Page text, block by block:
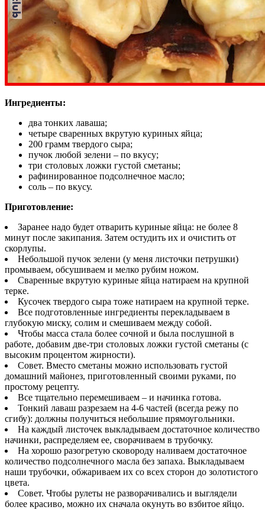
Ингредиенты:
два тонких лаваша;
четыре сваренных вкрутую куриных яйца;
200 грамм твердого сыра;
пучок любой зелени – по вкусу;
три столовых ложки густой сметаны;
рафинированное подсолнечное масло;
соль – по вкусу.
Приготовление:
Заранее надо будет отварить куриные яйца: не более 8
минут после закипания. Затем остудить их и очистить от
скорлупы.
Небольшой пучок зелени (у меня листочки петрушки)
промываем, обсушиваем и мелко рубим ножом.
Сваренные вкрутую куриные яйца натираем на крупной
терке.
Кусочек твердого сыра тоже натираем на крупной терке.
Все подготовленные ингредиенты перекладываем в
глубокую миску, солим и смешиваем между собой.
Чтобы масса стала более сочной и была послушной в
работе, добавим две-три столовых ложки густой сметаны (с
высоким процентом жирности).
Совет. Вместо сметаны можно использовать густой
домашний майонез, приготовленный своими руками, по
простому рецепту.
Все тщательно перемешиваем – и начинка готова.
Тонкий лаваш разрезаем на 4-6 частей (всегда режу по
сгибу): должны получиться небольшие прямоугольники.
На каждый листочек выкладываем достаточное количество
начинки, распределяем ее, сворачиваем в трубочку.
На хорошо разогретую сковороду наливаем достаточное
количество подсолнечного масла без запаха. Выкладываем
наши трубочки, обжариваем их со всех сторон до золотистого
цвета.
Совет. Чтобы рулеты не разворачивались и выглядели
более красиво, можно их сначала окунуть во взбитое яйцо.